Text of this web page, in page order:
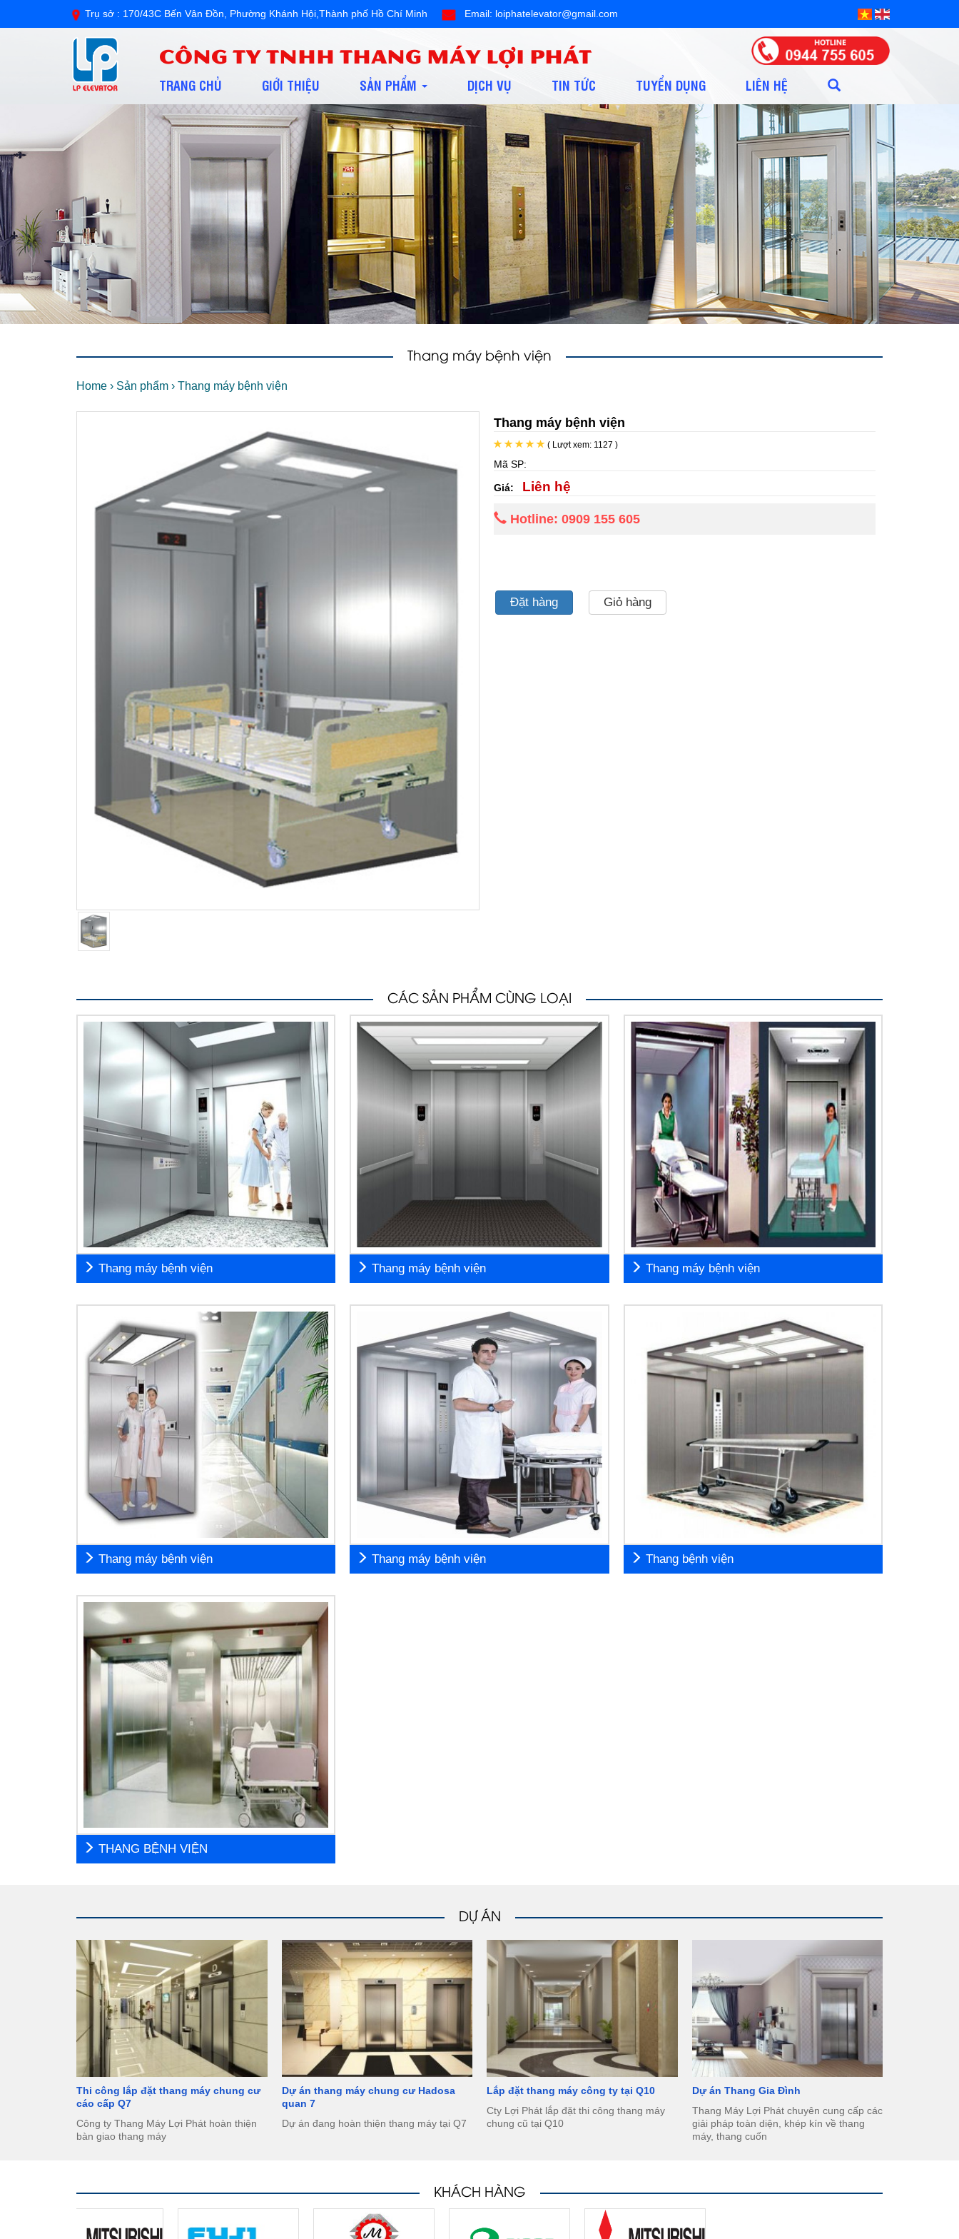
Trụ sở : 170/43C Bến Vân Đồn, Phường Khánh Hội,Thành phố Hồ Chí Minh Email: loiphatelevator@gmail.com
CÔNG TY TNHH THANG MÁY LỢI PHÁT
TRANG CHỦ GIỚI THIỆU SẢN PHẨM DỊCH VỤ TIN TỨC TUYỂN DỤNG LIÊN HỆ
Thang máy bệnh viện
Home › Sản phẩm › Thang máy bệnh viện
Thang máy bệnh viện
( Lượt xem: 1127 )
Mã SP:
Giá: Liên hệ
Hotline: 0909 155 605
Đặt hàng Giỏ hàng
CÁC SẢN PHẨM CÙNG LOẠI
Thang máy bệnh viện Thang máy bệnh viện Thang máy bệnh viện
Thang máy bệnh viện Thang máy bệnh viện Thang bệnh viện
THANG BỆNH VIỆN
DỰ ÁN
Thi công lắp đặt thang máy chung cư
cáo cấp Q7
Công ty Thang Máy Lợi Phát hoàn thiện
bàn giao thang máy
Dự án thang máy chung cư Hadosa
quan 7
Dự án đang hoàn thiện thang máy tại Q7
Lắp đặt thang máy công ty tại Q10
Cty Lợi Phát lắp đặt thi công thang máy
chung cũ tại Q10
Dự án Thang Gia Đình
Thang Máy Lợi Phát chuyên cung cấp các
giải pháp toàn diện, khép kín về thang
máy, thang cuốn
KHÁCH HÀNG